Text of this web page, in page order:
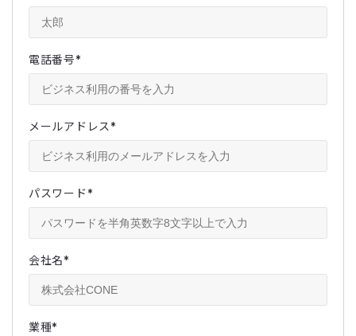
電話番号*
メールアドレス*
パスワード*
会社名*
業種*